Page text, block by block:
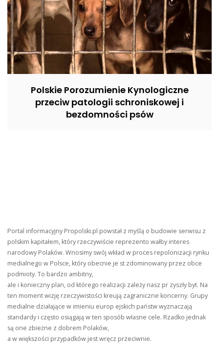
Polskie Porozumienie Kynologiczne
przeciw patologii schroniskowej i
bezdomności psów
Portal informacyjny Propolski.pl powstał z myślą o budowie serwisu z
polskim kapitałem, który rzeczywiście reprezento wałby interes
narodowy Polaków. Wnosimy swój wkład w proces repolonizacji rynku
medialnego w Polsce, który obecnie je st zdominowany przez obce
podmioty. To bardzo ambitny,
ale i konieczny plan, od którego realizacji zależy nasz pr zyszły byt. Na
ten moment wizję rzeczywistości kreują zagraniczne koncerny. Grupy
medialne działające w imieniu europ ejskich państw wyznaczają
standardy i często osiągają w ten sposób własne cele. Rzadko jednak
są one zbieżne z dobrem Polaków,
a w większości przypadków jest wręcz przeciwnie.